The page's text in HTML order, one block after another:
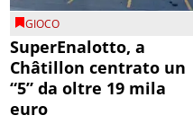
GIOCO
SuperEnalotto, a
Châtillon centrato un
“5” da oltre 19 mila
euro